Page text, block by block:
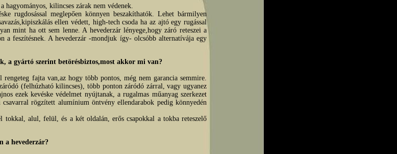
hagyományos, kilincses zárak nem védenek.
rugdosással meglepően könnyen beszakíthatók. Lehet bármilyen
ellen védett, high-tech csoda ha az ajtó egy rugással
mint ha ott sem lenne. A hevederzár lényege,hogy záró reteszei a
a feszítésnek. A hevederzár -mondjuk így- olcsóbb alternatívája egy
a gyártó szerint betörésbiztos,most akkor mi van?
fajta van,az hogy több pontos, még nem garancia semmire.
(felhúzható kilincses), több ponton záródó zárral, vagy ugyanez
ezek kevéske védelmet nyújtanak, a rugalmas műanyag szerkezet
rögzített alumínium öntvény ellendarabok pedig könnyedén
tokkal, alul, felül, és a két oldalán, erős csapokkal a tokba reteszelő
a hevederzár?